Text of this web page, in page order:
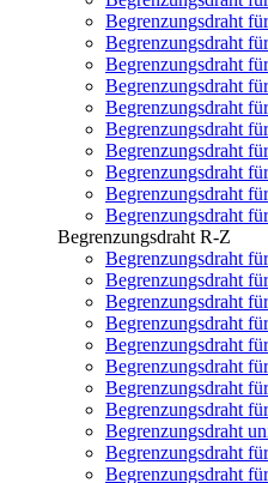
Begrenzungsdraht
Begrenzungsdraht
Begrenzungsdraht
Begrenzungsdraht
Begrenzungsdraht
Begrenzungsdraht
Begrenzungsdraht
Begrenzungsdraht
Begrenzungsdraht
Begrenzungsdraht
Begrenzungsdraht R-Z
Begrenzungsdraht
Begrenzungsdraht
Begrenzungsdraht
Begrenzungsdraht
Begrenzungsdraht
Begrenzungsdraht
Begrenzungsdraht
Begrenzungsdraht
Begrenzungsdraht
Begrenzungsdraht
Begrenzungsdraht